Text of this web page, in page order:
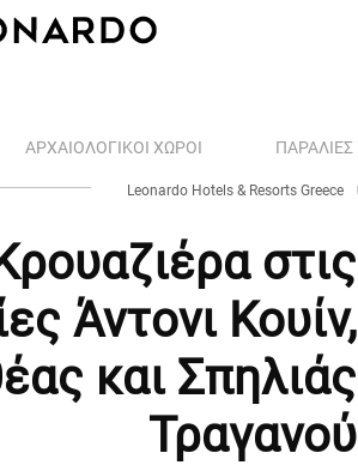
ΑΡΧΑΙΟΛΟΓΙΚΟΊ ΧΏΡΟΙ ΠΑΡΑΛΊΕΣ
Leonardo Hotels & Resorts Greece
στις
Άντονι Κουίν,
και Σπηλιάς
Τραγανού